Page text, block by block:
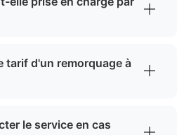
tarif d'un remorquage à
le service en cas